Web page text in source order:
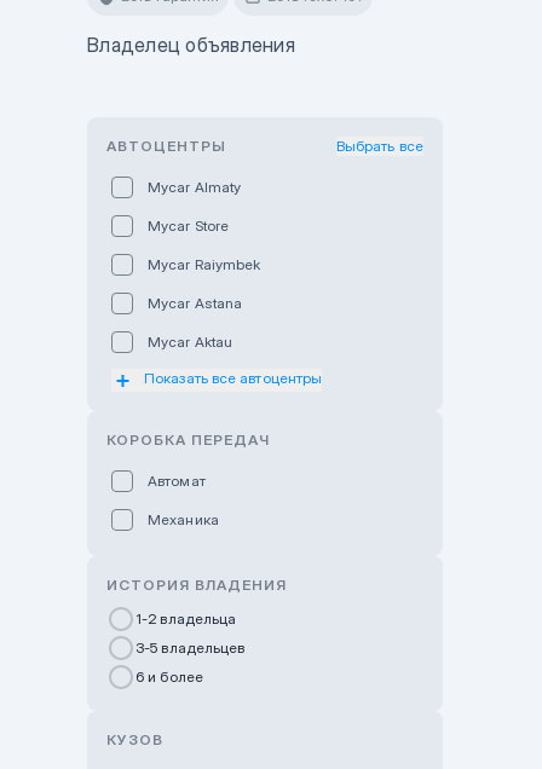
Владелец объявления
АВТОЦЕНТРЫ Выбрать все
Mycar Almaty
Mycar Store
Mycar Raiymbek
Mycar Astana
Mycar Aktau
Mycar Uralsk
GWM Nurly Zhol
Chery Astana
Показать все автоцентры
КОРОБКА ПЕРЕДАЧ
Автомат
Механика
ИСТОРИЯ ВЛАДЕНИЯ
1-2 владельца
3-5 владельцев
6 и более
КУЗОВ